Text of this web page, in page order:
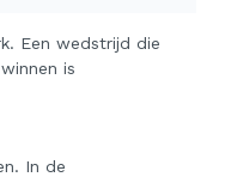
Een wedstrijd die
is
In de